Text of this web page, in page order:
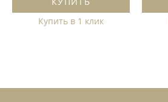
Купить в 1 клик